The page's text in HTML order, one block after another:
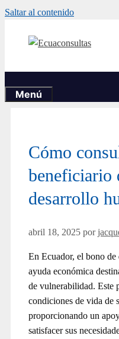
Saltar al contenido
Menú
Cómo
beneficiario
desarrollo
abril 18, 2025 por
En Ecuador, el bono de
ayuda económica
de vulnerabilidad. Este
condiciones de vida de
proporcionando un
satisfacer sus